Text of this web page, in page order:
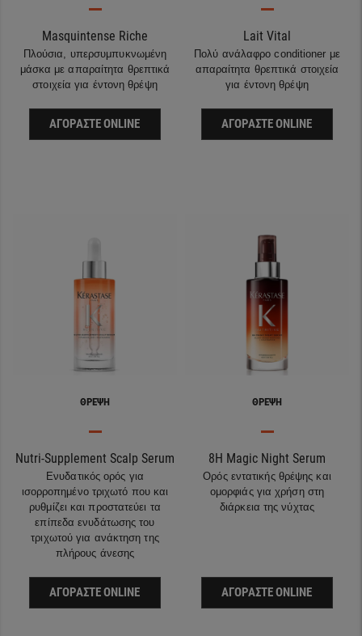
Masquintense Riche
Πλούσια, υπερσυμπυκνωμένη
μάσκα με απαραίτητα θρεπτικά
στοιχεία για έντονη θρέψη
ΑΓΟΡΆΣΤΕ ONLINE
Lait Vital
Πολύ ανάλαφρο conditioner με
απαραίτητα θρεπτικά στοιχεία
για έντονη θρέψη
ΑΓΟΡΆΣΤΕ ONLINE
ΘΡΈΨΗ
Nutri-Supplement Scalp Serum
Ενυδατικός ορός για
ισορροπημένο τριχωτό ​που και
ρυθμίζει και προστατεύει τα
επίπεδα ενυδάτωσης του
τριχωτού για ανάκτηση της
πλήρους άνεσης
ΑΓΟΡΆΣΤΕ ONLINE
ΘΡΈΨΗ
8H Magic Night Serum
Ορός εντατικής θρέψης και
ομορφιάς για χρήση στη
διάρκεια της νύχτας
ΑΓΟΡΆΣΤΕ ONLINE